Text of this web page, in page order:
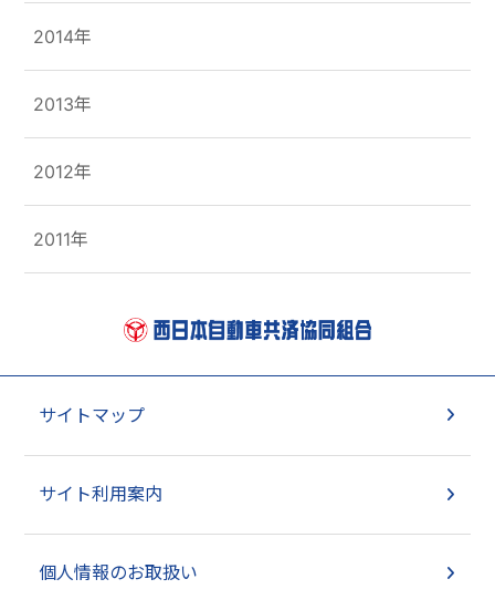
2014年
2013年
2012年
2011年
サイトマップ
サイト利用案内
個人情報のお取扱い